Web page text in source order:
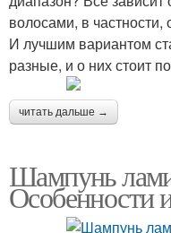
волосами, в
И лучшим вариантом
разные, и о них стоит
читать дальше →
Шампунь
Особенности